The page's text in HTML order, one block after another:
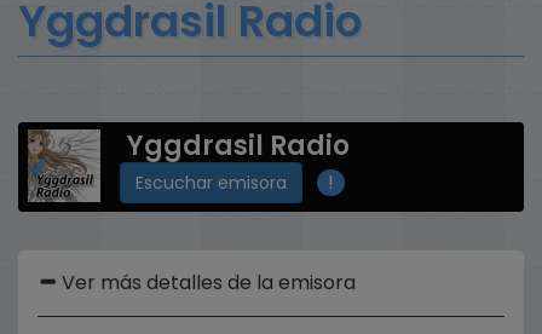
Yggdrasil Radio
Yggdrasil Radio
Escuchar emisora !
Ver más detalles de la emisora